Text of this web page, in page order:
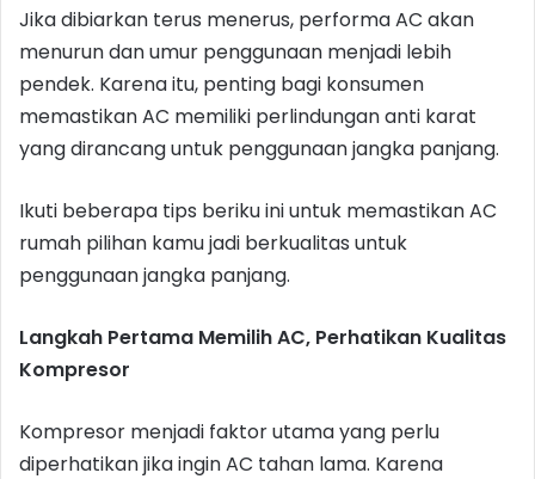
Jika dibiarkan terus menerus, performa AC akan
menurun dan umur penggunaan menjadi lebih
pendek. Karena itu, penting bagi konsumen
memastikan AC memiliki perlindungan anti karat
yang dirancang untuk penggunaan jangka panjang.
Ikuti beberapa tips beriku ini untuk memastikan AC
rumah pilihan kamu jadi berkualitas untuk
penggunaan jangka panjang.
Langkah Pertama Memilih AC, Perhatikan Kualitas
Kompresor
Kompresor menjadi faktor utama yang perlu
diperhatikan jika ingin AC tahan lama. Karena